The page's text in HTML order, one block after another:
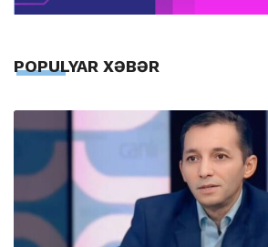
POPULYAR XƏBƏR